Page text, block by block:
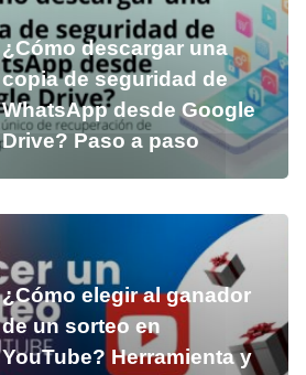
¿Cómo descargar una
copia de seguridad de
WhatsApp desde Google
Drive? Paso a paso
¿Cómo elegir al ganador
de un sorteo en
YouTube? Herramienta y